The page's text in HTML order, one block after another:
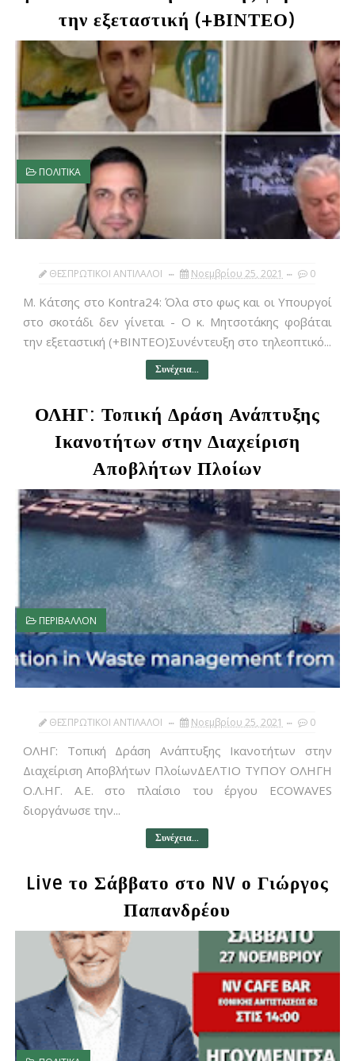
την εξεταστική (+ΒΙΝΤΕΟ)
ΠΟΛΙΤΙΚΑ
ΘΕΣΠΡΩΤΙΚΟΙ ΑΝΤΙΛΑΛΟΙ Νοεμβρίου 25, 2021 0
Μ. Κάτσης στο Kontra24: Όλα στο φως και οι Υπουργοί
στο σκοτάδι δεν γίνεται - Ο κ. Μητσοτάκης φοβάται
την εξεταστική (+ΒΙΝΤΕΟ)Συνέντευξη στο τηλεοπτικό...
Συνέχεια...
ΟΛΗΓ: Τοπική Δράση Ανάπτυξης
Ικανοτήτων στην Διαχείριση
Αποβλήτων Πλοίων
ΠΕΡΙΒΑΛΛΟΝ
ΘΕΣΠΡΩΤΙΚΟΙ ΑΝΤΙΛΑΛΟΙ Νοεμβρίου 25, 2021 0
ΟΛΗΓ: Τοπική Δράση Ανάπτυξης Ικανοτήτων στην
Διαχείριση Αποβλήτων ΠλοίωνΔΕΛΤΙΟ ΤΥΠΟΥ ΟΛΗΓΗ
Ο.Λ.ΗΓ. Α.Ε. στο πλαίσιο του έργου ECOWAVES
διοργάνωσε την...
Συνέχεια...
Live το Σάββατο στο NV ο Γιώργος
Παπανδρέου